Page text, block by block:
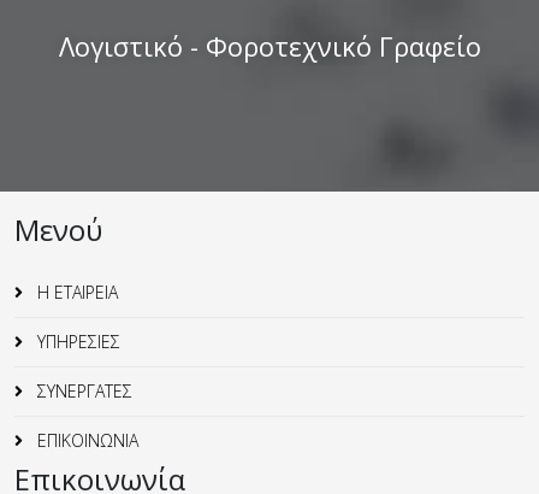
Λογιστικό - Φοροτεχνικό Γραφείο
Μενού
Η ΕΤΑΙΡΕΙΑ
ΥΠΗΡΕΣΙΕΣ
ΣΥΝΕΡΓΑΤΕΣ
ΕΠΙΚΟΙΝΩΝΙΑ
Επικοινωνία